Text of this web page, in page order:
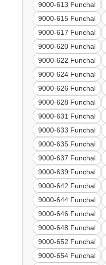
9000-613 Funchal
9000-615 Funchal
9000-617 Funchal
9000-620 Funchal
9000-622 Funchal
9000-624 Funchal
9000-626 Funchal
9000-628 Funchal
9000-631 Funchal
9000-633 Funchal
9000-635 Funchal
9000-637 Funchal
9000-639 Funchal
9000-642 Funchal
9000-644 Funchal
9000-646 Funchal
9000-648 Funchal
9000-652 Funchal
9000-654 Funchal